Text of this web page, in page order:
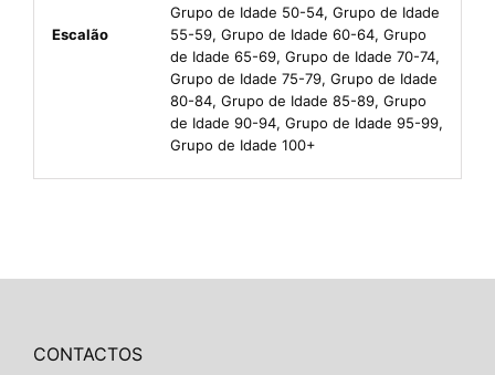
Escalão
Grupo de Idade 50-54, Grupo de Idade
55-59, Grupo de Idade 60-64, Grupo
de Idade 65-69, Grupo de Idade 70-74,
Grupo de Idade 75-79, Grupo de Idade
80-84, Grupo de Idade 85-89, Grupo
de Idade 90-94, Grupo de Idade 95-99,
Grupo de Idade 100+
CONTACTOS